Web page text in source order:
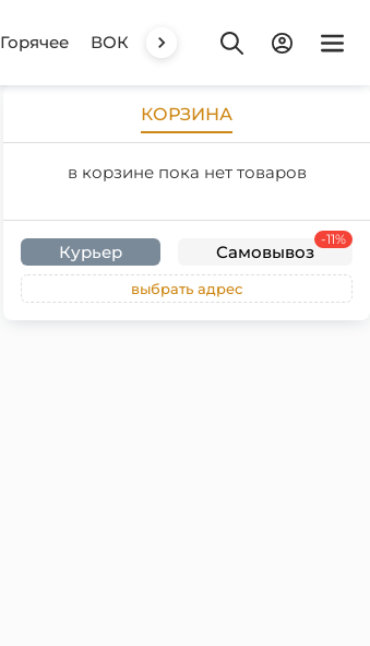
Горячее ВОК Супы Десерты Бенто
КОРЗИНА
в корзине пока нет товаров
Курьер Самовывоз
-11%
выбрать адрес